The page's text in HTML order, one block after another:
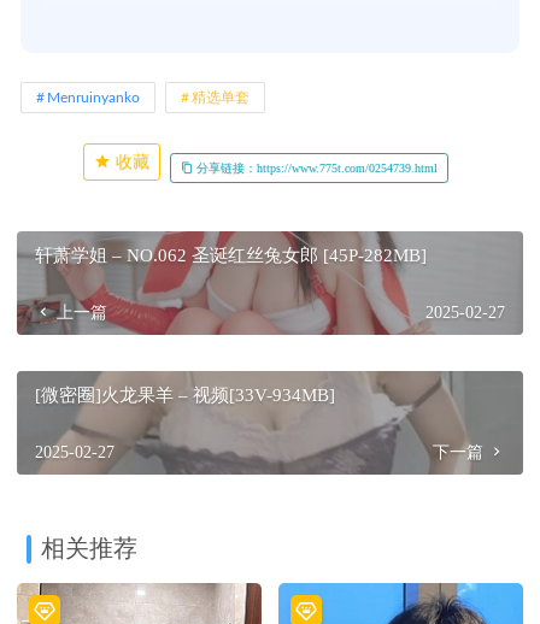
Menruinyanko 精选单套
收藏 分享链接：https://www.775t.com/0254739.html
轩萧学姐 – NO.062 圣诞红丝兔女郎 [45P-282MB]
上一篇 2025-02-27
[微密圈]火龙果羊 – 视频[33V-934MB]
2025-02-27 下一篇
相关推荐